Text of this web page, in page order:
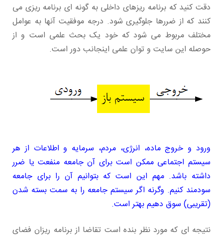
دقت کنید که برنامه ریزهای داخلی به گونه ای برنامه ریزی می
کنند که از ضررها جلوگیری شود. درجه موفقیت آنها به عوامل
مختلف مربوط می شود که خود یک بحث علمی است و از
حوصله این سایت و توان علمی اینجانب دور است.
ورود و خروج ماده، انرژی، مردم، سرمایه و اطلاعات از هر
سیستم اجتماعی ممکن است برای آن جامعه منفعت یا ضرر
داشته باشد. مهم این است که بتوانیم آن را برای جامعه
سودمند کنیم. وگرنه اگر سیستم جامعه را به سمت بسته شدن
(تقریبی) سوق دهیم بهتر است.
نتیجه ای که مورد نظر بنده است تقاضا از برنامه ریزان فضای